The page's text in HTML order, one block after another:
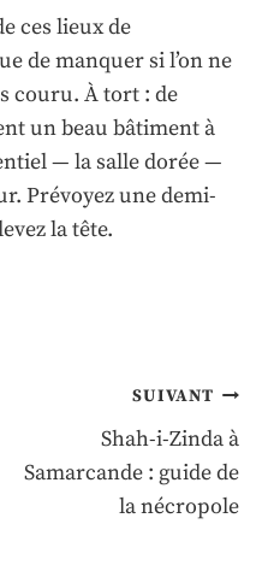
ces lieux de
de manquer si l’on ne
couru. À tort : de
un beau bâtiment à
— la salle dorée —
Prévoyez une demi-
la tête.
SUIVANT
Shah-i-Zinda à
Samarcande : guide de
la nécropole